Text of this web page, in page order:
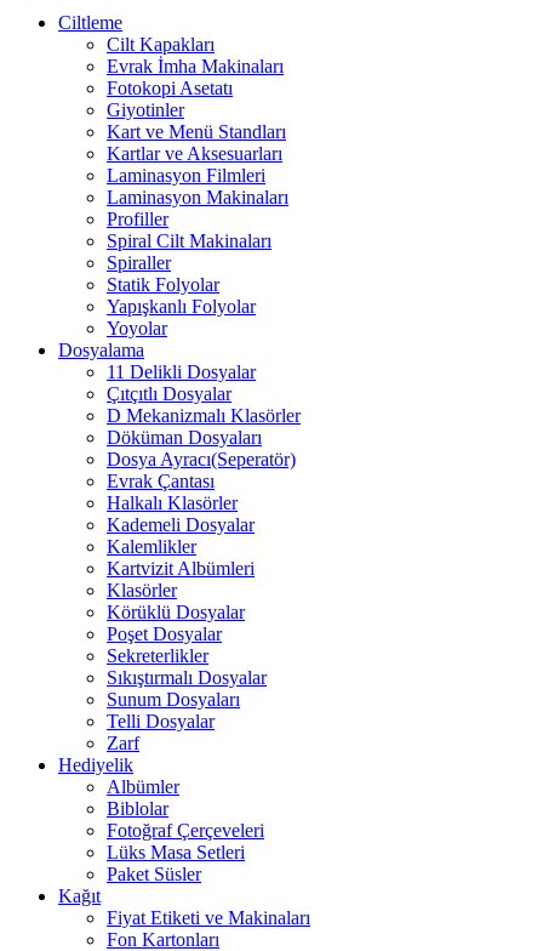
Ciltleme
Cilt Kapakları
Evrak İmha Makinaları
Fotokopi Asetatı
Giyotinler
Kart ve Menü Standları
Kartlar ve Aksesuarları
Laminasyon Filmleri
Laminasyon Makinaları
Profiller
Spiral Cilt Makinaları
Spiraller
Statik Folyolar
Yapışkanlı Folyolar
Yoyolar
Dosyalama
11 Delikli Dosyalar
Çıtçıtlı Dosyalar
D Mekanizmalı Klasörler
Döküman Dosyaları
Dosya Ayracı(Seperatör)
Evrak Çantası
Halkalı Klasörler
Kademeli Dosyalar
Kalemlikler
Kartvizit Albümleri
Klasörler
Körüklü Dosyalar
Poşet Dosyalar
Sekreterlikler
Sıkıştırmalı Dosyalar
Sunum Dosyaları
Telli Dosyalar
Zarf
Hediyelik
Albümler
Biblolar
Fotoğraf Çerçeveleri
Lüks Masa Setleri
Paket Süsler
Kağıt
Fiyat Etiketi ve Makinaları
Fon Kartonları